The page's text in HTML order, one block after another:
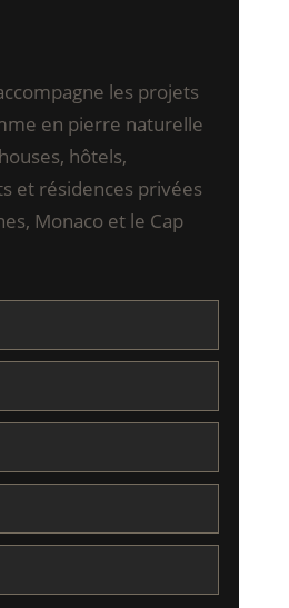
les projets
en pierre naturelle
hôtels,
et résidences privées
Monaco et le Cap